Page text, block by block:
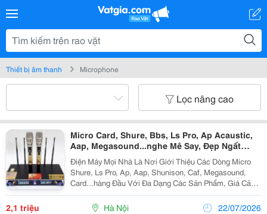
Thiết bị âm thanh Microphone
Lọc nâng cao
Micro Card, Shure, Bbs, Ls Pro, Ap Acaustic,
Aap, Megasound...nghe Mê Say, Đẹp Ngất
Ngây
Điện Máy Mọi Nhà Là Nơi Giới Thiệu Các Dòng Micro
Shure, Ls Pro, Ap, Aap, Shunison, Caf, Megasound,
Card...hàng Đầu Với Đa Dạng Các Sản Phẩm, Giá Cả
Hợp Lý, Vận Chuyển Và Lắp Đặt Nhanh Chóng Mang
Đến Cho Khách Hàng Sự Tiên Lợi Nhất. Micro Shure...
2,1 triệu Hà Nội 22/07/2026